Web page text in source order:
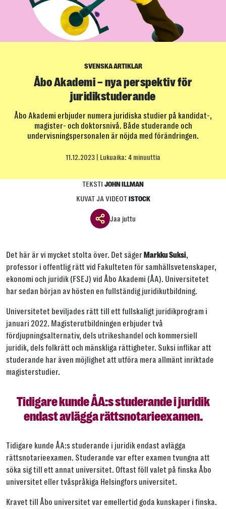
SVENSKA ARTIKLAR
Åbo Akademi – nya perspektiv för
juridikstuderande
Åbo Akademi erbjuder numera juridiska studier på kandidat-,
magister- och doktorsnivå. Både studerande och
undervisningspersonalen är nöjda med förändringen.
11.12.2023 | Lukuaika: 4 minuuttia
TEKSTI JOHN ILLMAN
KUVAT JA VIDEOTISTOCK
Jaa juttu
Jaa tämä linkki seuraavilla tavoilla
Tai kopioi linkki
Kopioi
Det här är vi mycket stolta över. Det säger Markku Suksi,
professor i offentlig rätt vid Fakulteten för samhällsvetenskaper,
ekonomi och juridik (FSEJ) vid Åbo Akademi (ÅA). Universitetet
har sedan början av hösten en fullständig juridikutbildning.
Universitetet beviljades rätt till ett fullskaligt juridikprogram i
januari 2022. Magisterutbildningen erbjuder två
fördjupningsalternativ, dels utrikeshandel och kommersiell
juridik, dels folkrätt och mänskliga rättigheter. Suksi inflikar att
studerande har även möjlighet att utföra mera allmänt inriktade
magisterstudier.
Tidigare kunde ÅA:s studerande i juridik
endast avlägga rättsnotarieexamen.
Tidigare kunde ÅA:s studerande i juridik endast avlägga
rättsnotarieexamen. Studerande var efter examen tvungna att
söka sig till ett annat universitet. Oftast föll valet på finska Åbo
universitet eller tvåspråkiga Helsingfors universitet.
Kravet till Åbo universitet var emellertid goda kunskaper i finska.